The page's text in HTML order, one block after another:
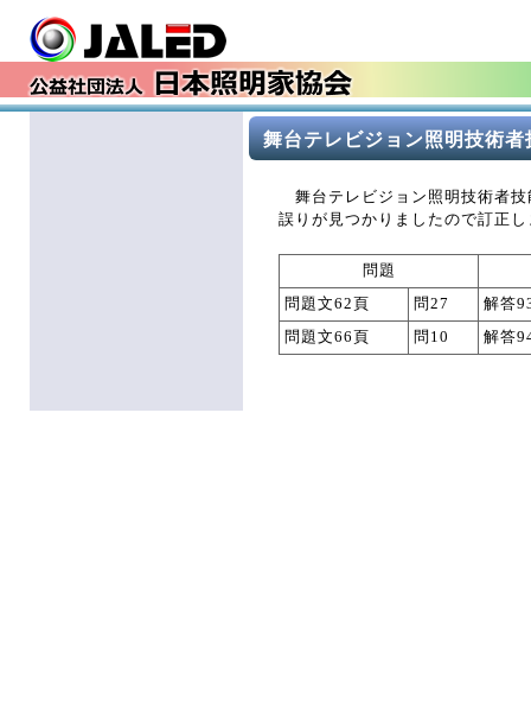
舞台テレビジョン照明技術
舞台テレビジョン照明技術者
誤りが見つかりましたので訂正し
問題
問題文62頁
問27
解答
問題文66頁
問10 解答